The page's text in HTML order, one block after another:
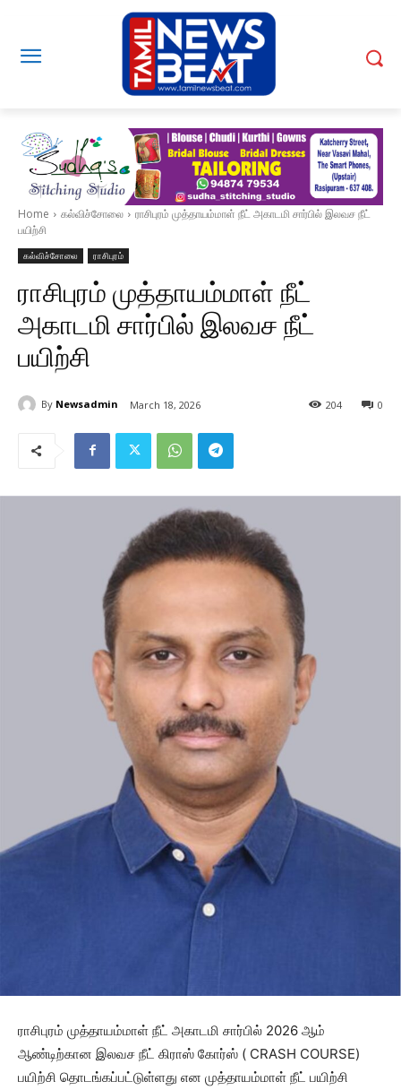
Home கல்விச்சோலை
ராசிபுரம் முத்தாயம்மாள் நீட் அகாடமி சார்பில் இலவச நீட்
பயிற்சி
கல்விச்சோலை ராசிபுரம்
ராசிபுரம் முத்தாயம்மாள் நீட்
அகாடமி சார்பில் இலவச நீட்
பயிற்சி
By Newsadmin March 18, 2026 0
204
ராசிபுரம் முத்தாயம்மாள் நீட் அகாடமி சார்பில் 2026 ஆம்
ஆண்டிற்கான இலவச நீட் கிராஸ் கோர்ஸ் ( CRASH COURSE)
பயிற்சி தொடங்கப்பட்டுள்ளது என முத்தாயம்மாள் நீட் பயிற்சி